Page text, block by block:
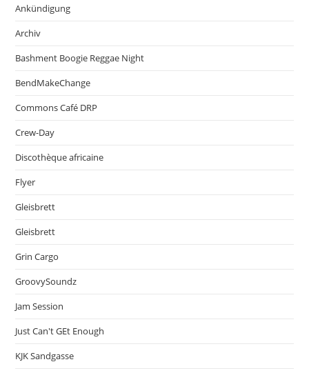
Ankündigung
Archiv
Bashment Boogie Reggae Night
BendMakeChange
Commons Café DRP
Crew-Day
Discothèque africaine
Flyer
Gleisbrett
Gleisbrett
Grin Cargo
GroovySoundz
Jam Session
Just Can't GEt Enough
KJK Sandgasse